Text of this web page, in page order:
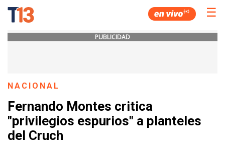
☰
PUBLICIDAD
NACIONAL
Fernando Montes critica
"privilegios espurios" a planteles
del Cruch